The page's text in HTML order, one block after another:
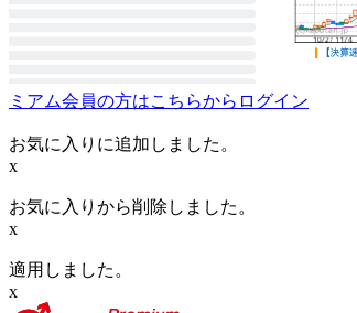
ミアム会員の方はこちらからログイン
お気に入りに追加しました。
x
お気に入りから削除しました。
x
適用しました。
x